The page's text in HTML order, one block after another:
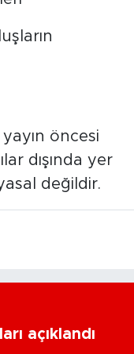
öncesi
dışında yer
değildir.
açıklandı